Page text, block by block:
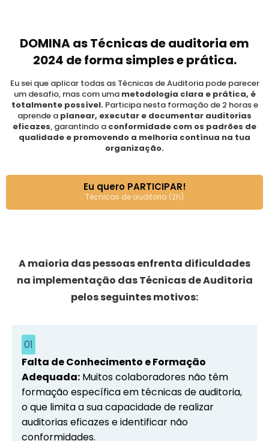
DOMINA as Técnicas de auditoria em
2024 de forma simples e prática.
Eu sei que aplicar todas as Técnicas de Auditoria pode parecer
um desafio, mas com uma metodologia clara e prática, é
totalmente possível.Participa nesta formação de 2 horas e
aprende a planear, executar e documentar auditorias
eficazes, garantindo a conformidade com os padrões de
qualidade e promovendo a melhoria contínua na tua
organização.
Eu quero PARTICIPAR!
Técnicas de auditoria (2h)
A maioria das pessoas enfrenta dificuldades
na implementação das Técnicas de Auditoria
pelos seguintes motivos:
01
Falta de Conhecimento e Formação
Adequada: Muitos colaboradores não têm
formação específica em técnicas de auditoria,
o que limita a sua capacidade de realizar
auditorias eficazes e identificar não
conformidades.